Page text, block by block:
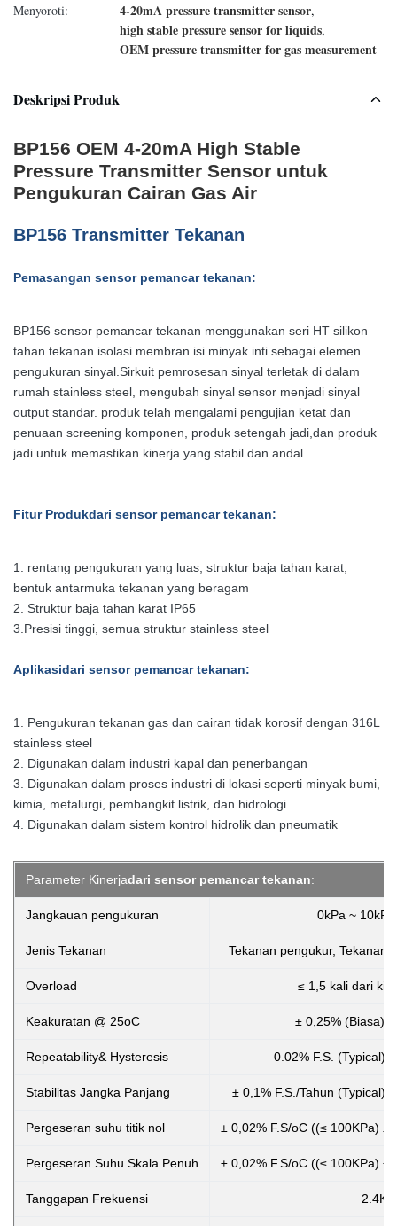
Menyoroti:
4-20mA pressure transmitter sensor,
high stable pressure sensor for liquids,
OEM pressure transmitter for gas measurement
Deskripsi Produk
BP156 OEM 4-20mA High Stable
Pressure Transmitter Sensor untuk
Pengukuran Cairan Gas Air
BP156 Transmitter Tekanan
Pemasangan sensor pemancar tekanan:
BP156 sensor pemancar tekanan menggunakan seri HT silikon
tahan tekanan isolasi membran isi minyak inti sebagai elemen
pengukuran sinyal.Sirkuit pemrosesan sinyal terletak di dalam
rumah stainless steel, mengubah sinyal sensor menjadi sinyal
output standar. produk telah mengalami pengujian ketat dan
penuaan screening komponen, produk setengah jadi,dan produk
jadi untuk memastikan kinerja yang stabil dan andal.
Fitur Produkdari sensor pemancar tekanan:
1. rentang pengukuran yang luas, struktur baja tahan karat,
bentuk antarmuka tekanan yang beragam
2. Struktur baja tahan karat IP65
3. Presisi tinggi, semua struktur stainless steel
Aplikasidari sensor pemancar tekanan:
1. Pengukuran tekanan gas dan cairan tidak korosif dengan 316L
stainless steel
2. Digunakan dalam industri kapal dan penerbangan
3. Digunakan dalam proses industri di lokasi seperti minyak bumi,
kimia, metalurgi, pembangkit listrik, dan hidrologi
4. Digunakan dalam sistem kontrol hidrolik dan pneumatik
Parameter Kinerjadari sensor pemancar tekanan:
Jangkauan pengukuran 0kPa ~
Jenis Tekanan Tekanan pengukur, Tekanan
Overload ≤ 1,5 kali dari
Keakuratan @ 25oC ± 0,25% (Biasa)
Repeatability& Hysteresis 0.02% F.S. (Typical)
Stabilitas Jangka Panjang ± 0,1% F.S./Tahun (Typical)
Pergeseran suhu titik nol ± 0,02% F.S/oC ((≤ 100KPa) ±
Pergeseran Suhu Skala Penuh ± 0,02% F.S/oC ((≤ 100KPa) ±
Tanggapan Frekuensi